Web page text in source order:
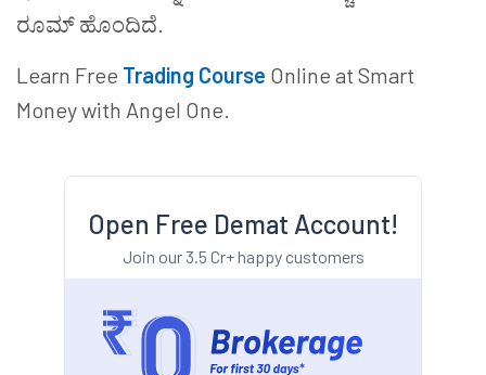
ರೂಮ್ ಹೊಂದಿದೆ.
Learn Free Trading Course Online at Smart
Money with Angel One.
Open Free Demat Account!
Join our 3.5 Cr+ happy customers